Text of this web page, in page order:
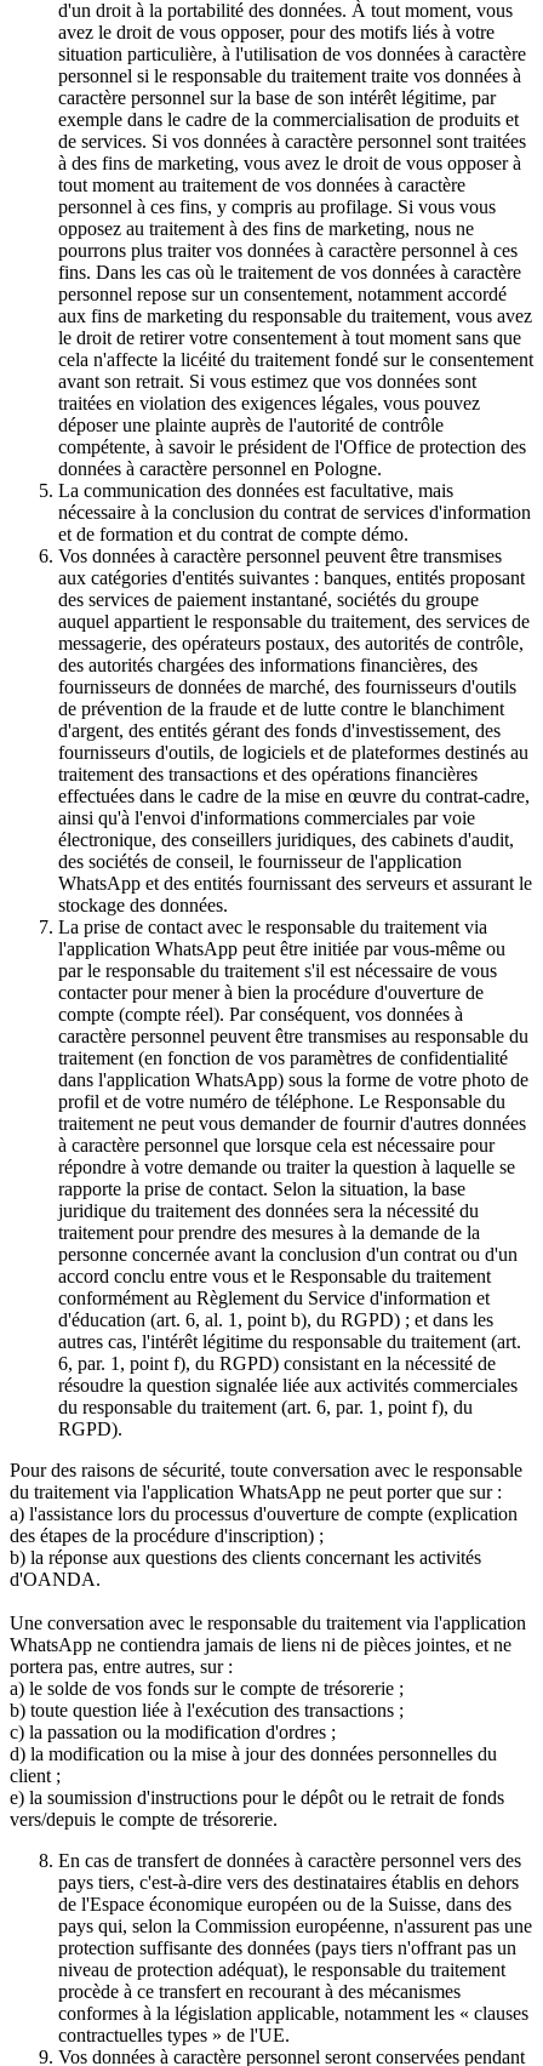
d'un droit à la portabilité des données. À tout moment, vous
avez le droit de vous opposer, pour des motifs liés à votre
situation particulière, à l'utilisation de vos données à caractère
personnel si le responsable du traitement traite vos données à
caractère personnel sur la base de son intérêt légitime, par
exemple dans le cadre de la commercialisation de produits et
de services. Si vos données à caractère personnel sont traitées
à des fins de marketing, vous avez le droit de vous opposer à
tout moment au traitement de vos données à caractère
personnel à ces fins, y compris au profilage. Si vous vous
opposez au traitement à des fins de marketing, nous ne
pourrons plus traiter vos données à caractère personnel à ces
fins. Dans les cas où le traitement de vos données à caractère
personnel repose sur un consentement, notamment accordé
aux fins de marketing du responsable du traitement, vous avez
le droit de retirer votre consentement à tout moment sans que
cela n'affecte la licéité du traitement fondé sur le consentement
avant son retrait. Si vous estimez que vos données sont
traitées en violation des exigences légales, vous pouvez
déposer une plainte auprès de l'autorité de contrôle
compétente, à savoir le président de l'Office de protection des
données à caractère personnel en Pologne.
La communication des données est facultative, mais
nécessaire à la conclusion du contrat de services d'information
et de formation et du contrat de compte démo.
Vos données à caractère personnel peuvent être transmises
aux catégories d'entités suivantes : banques, entités proposant
des services de paiement instantané, sociétés du groupe
auquel appartient le responsable du traitement, des services de
messagerie, des opérateurs postaux, des autorités de contrôle,
des autorités chargées des informations financières, des
fournisseurs de données de marché, des fournisseurs d'outils
de prévention de la fraude et de lutte contre le blanchiment
d'argent, des entités gérant des fonds d'investissement, des
fournisseurs d'outils, de logiciels et de plateformes destinés au
traitement des transactions et des opérations financières
effectuées dans le cadre de la mise en œuvre du contrat-cadre,
ainsi qu'à l'envoi d'informations commerciales par voie
électronique, des conseillers juridiques, des cabinets d'audit,
des sociétés de conseil, le fournisseur de l'application
WhatsApp et des entités fournissant des serveurs et assurant le
stockage des données.
La prise de contact avec le responsable du traitement via
l'application WhatsApp peut être initiée par vous-même ou
par le responsable du traitement s'il est nécessaire de vous
contacter pour mener à bien la procédure d'ouverture de
compte (compte réel). Par conséquent, vos données à
caractère personnel peuvent être transmises au responsable du
traitement (en fonction de vos paramètres de confidentialité
dans l'application WhatsApp) sous la forme de votre photo de
profil et de votre numéro de téléphone. Le Responsable du
traitement ne peut vous demander de fournir d'autres données
à caractère personnel que lorsque cela est nécessaire pour
répondre à votre demande ou traiter la question à laquelle se
rapporte la prise de contact. Selon la situation, la base
juridique du traitement des données sera la nécessité du
traitement pour prendre des mesures à la demande de la
personne concernée avant la conclusion d'un contrat ou d'un
accord conclu entre vous et le Responsable du traitement
conformément au Règlement du Service d'information et
d'éducation (art. 6, al. 1, point b), du RGPD) ; et dans les
autres cas, l'intérêt légitime du responsable du traitement (art.
6, par. 1, point f), du RGPD) consistant en la nécessité de
résoudre la question signalée liée aux activités commerciales
du responsable du traitement (art. 6, par. 1, point f), du
RGPD).
Pour des raisons de sécurité, toute conversation avec le responsable
du traitement via l'application WhatsApp ne peut porter que sur :
a) l'assistance lors du processus d'ouverture de compte (explication
des étapes de la procédure d'inscription) ;
b) la réponse aux questions des clients concernant les activités
d'OANDA.
Une conversation avec le responsable du traitement via l'application
WhatsApp ne contiendra jamais de liens ni de pièces jointes, et ne
portera pas, entre autres, sur :
a) le solde de vos fonds sur le compte de trésorerie ;
b) toute question liée à l'exécution des transactions ;
c) la passation ou la modification d'ordres ;
d) la modification ou la mise à jour des données personnelles du
client ;
e) la soumission d'instructions pour le dépôt ou le retrait de fonds
vers/depuis le compte de trésorerie.
En cas de transfert de données à caractère personnel vers des
pays tiers, c'est-à-dire vers des destinataires établis en dehors
de l'Espace économique européen ou de la Suisse, dans des
pays qui, selon la Commission européenne, n'assurent pas une
protection suffisante des données (pays tiers n'offrant pas un
niveau de protection adéquat), le responsable du traitement
procède à ce transfert en recourant à des mécanismes
conformes à la législation applicable, notamment les « clauses
contractuelles types » de l'UE.
Vos données à caractère personnel seront conservées pendant